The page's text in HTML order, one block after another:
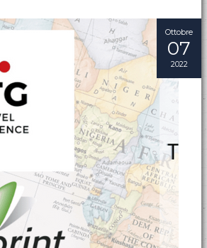
Ottobre
07
2022